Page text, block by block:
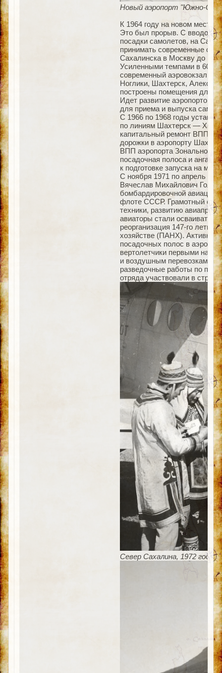
Новый аэропорт "Южно-
К 1964 году на новом месте
Это был прорыв. С вводом в
посадки самолетов, на
принимать современные
Сахалинска в Москву до 14-
Усиленными темпами в 60-е
современный аэровокзал в
Ноглики, Шахтерск,
построены помещения для
Идет развитие аэропортов
для приема и выпуска
С 1966 по 1968 годы
по линиям Шахтерск —
капитальный ремонт ВПП в
дорожки в аэропорту
ВПП аэропорта Зональное.
посадочная полоса и ангар
к подготовке запуска на
С ноября 1971 по апрель
Вячеслав Михайлович
бомбардировочной
флоте СССР. Грамотный
техники, развитию
авиаторы стали осваивать
реорганизация 147-го
хозяйстве (ПАНХ). Активно
посадочных полос в
вертолетчики первыми на
и воздушным перевозкам на
разведочные работы по
отряда участвовали в
Север Сахалина, 1972 год.